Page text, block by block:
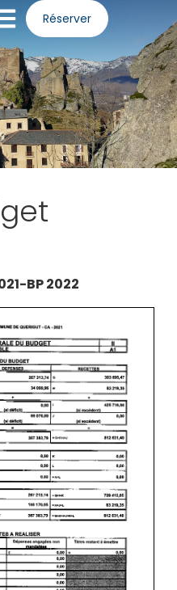
Réserver
BP 2022